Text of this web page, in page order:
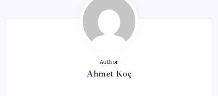
Author
Ahmet Koç